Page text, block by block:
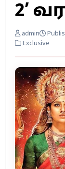
2’
admin
Exclusive